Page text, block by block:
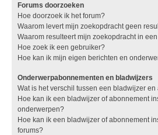
Forums doorzoeken
Hoe doorzoek ik het forum?
Waarom levert mijn zoekopdracht geen
Waarom resulteert mijn zoekopdracht in
Hoe zoek ik een gebruiker?
Hoe kan ik mijn eigen berichten en
Onderwerpabonnementen en bladwijzers
Wat is het verschil tussen een bladwijzer
Hoe kan ik een bladwijzer of abonnement
onderwerpen?
Hoe kan ik een bladwijzer of abonnement
forums?